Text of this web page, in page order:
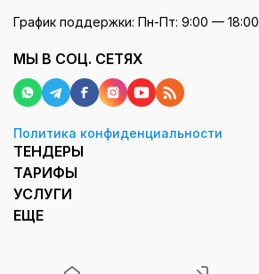
График поддержки: Пн-Пт: 9:00 — 18:00
МЫ В СОЦ. СЕТЯХ
Политика конфиденциальности
ТЕНДЕРЫ
ТАРИФЫ
УСЛУГИ
ЕЩЕ